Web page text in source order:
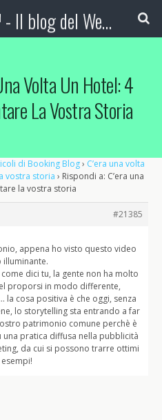
Booking Blog™ - Il blog del Web Marketing Turistico
Volta Un Hotel: 4
La Vostra Storia
di Booking Blog› C’era una volta
vostra storia › Rispondi a: C’era una
la vostra storia
#21385
appena ho visto questo video
illuminante.
dici tu, la gente non ha molto
proporsi in modo differente,
la cosa positiva è che oggi, senza
lo storytelling sta entrando a far
patrimonio comune perchè è
una pratica diffusa nella pubblicità
da cui si possono trarre ottimi